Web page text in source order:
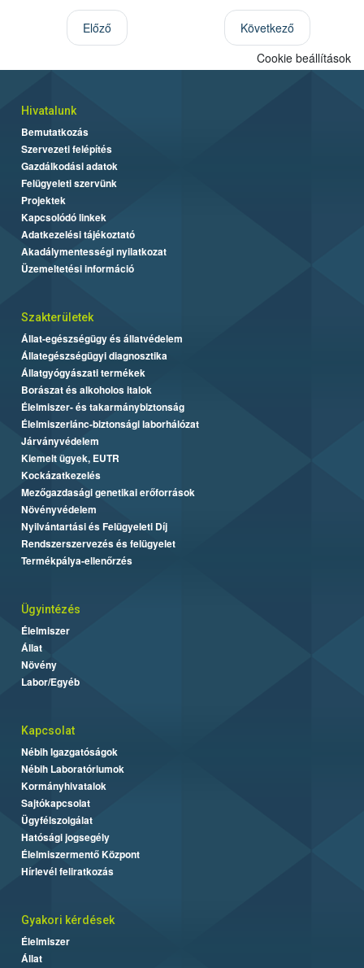
Előző
Következő
Cookie beállítások
Hivatalunk
Bemutatkozás
Szervezeti felépítés
Gazdálkodási adatok
Felügyeleti szervünk
Projektek
Kapcsolódó linkek
Adatkezelési tájékoztató
Akadálymentességi nyilatkozat
Üzemeltetési információ
Szakterületek
Állat-egészségügy és állatvédelem
Állategészségügyi diagnosztika
Állatgyógyászati termékek
Borászat és alkoholos italok
Élelmiszer- és takarmánybiztonság
Élelmiszerlánc-biztonsági laborhálózat
Járványvédelem
Kiemelt ügyek, EUTR
Kockázatkezelés
Mezőgazdasági genetikai erőforrások
Növényvédelem
Nyilvántartási és Felügyeleti Díj
Rendszerszervezés és felügyelet
Termékpálya-ellenőrzés
Ügyintézés
Élelmiszer
Állat
Növény
Labor/Egyéb
Kapcsolat
Nébih Igazgatóságok
Nébih Laboratóriumok
Kormányhivatalok
Sajtókapcsolat
Ügyfélszolgálat
Hatósági jogsegély
Élelmiszermentő Központ
Hírlevél feliratkozás
Gyakori kérdések
Élelmiszer
Állat